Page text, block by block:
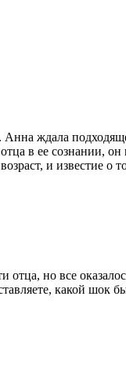
ждала
в ее сознании,
и известие о
но все
какой шок